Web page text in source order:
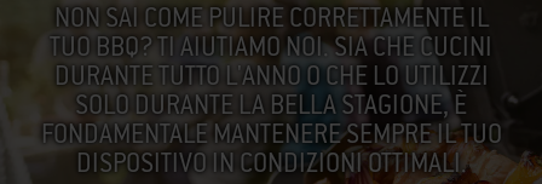
NON SAI COME PULIRE CORRETTAMENTE IL
TUO BBQ? TI AIUTIAMO NOI. SIA CHE CUCINI
DURANTE TUTTO L'ANNO O CHE LO UTILIZZI
SOLO DURANTE LA BELLA STAGIONE, È
FONDAMENTALE MANTENERE SEMPRE IL TUO
DISPOSITIVO IN CONDIZIONI OTTIMALI.